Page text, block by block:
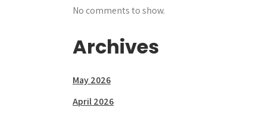
No comments to show.
Archives
May 2026
April 2026